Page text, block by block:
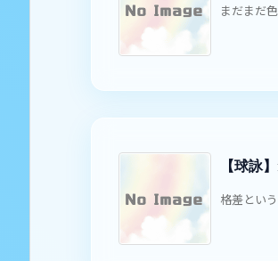
まだまだ
【球詠
格差とい